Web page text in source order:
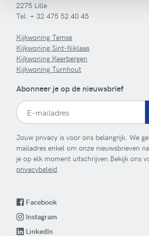
2275 Lille
Tel: + 32 475 52 40 45
Kijkwoning Temse
Kijkwoning Sint-Niklaas
Kijkwoning Keerbergen
Kijkwoning Turnhout
Abonneer je op de nieuwsbrief
Jouw privacy is voor ons belangrijk. We
mailadres enkel om onze nieuwsbrieven
je op elk moment uitschrijven.Bekijk ons
privacybeleid.
Facebook
Instagram
LinkedIn